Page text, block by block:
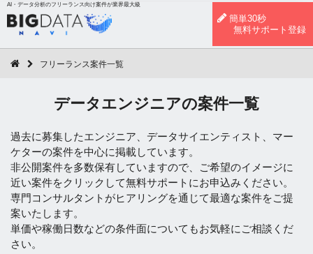
AI・データ分析のフリーランス向け案件が業界最大級
簡単30秒
無料サポート登録
フリーランス案件一覧
データエンジニアの案件一覧
過去に募集したエンジニア、データサイエンティスト、マー
ケターの案件を中心に掲載しています。
非公開案件を多数保有していますので、ご希望のイメージに
近い案件をクリックして無料サポートにお申込みください。
専門コンサルタントがヒアリングを通じて最適な案件をご提
案いたします。
単価や稼働日数などの条件面についてもお気軽にご相談くだ
さい。